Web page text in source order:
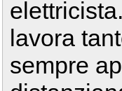
lavora
sempre